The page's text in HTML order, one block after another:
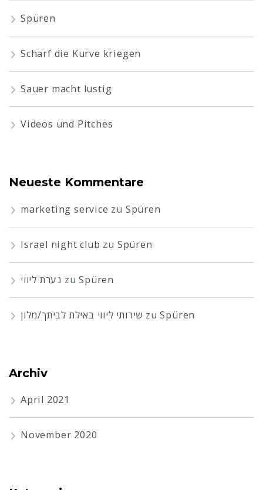
Spüren
Scharf die Kurve kriegen
Sauer macht lustig
Videos und Pitches
Neueste Kommentare
marketing service zu Spüren
Israel night club zu Spüren
נערת ליווי zuSpüren
שירותי ליווי באילת לביתך/מלון zuSpüren
Archiv
April 2021
November 2020